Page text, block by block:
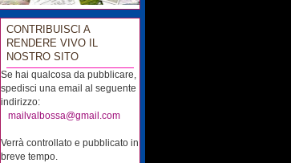
CONTRIBUISCI A
RENDERE VIVO IL
NOSTRO SITO
Se hai qualcosa da pubblicare,
spedisci una email al seguente
indirizzo:
mailvalbossa@gmail.com
Verrà controllato e pubblicato in
breve tempo.